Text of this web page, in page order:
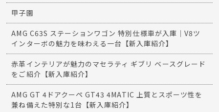
甲子園
AMG C63S ステーションワゴン 特別仕様車が入庫｜V8ツ
インターボの魅力を味わえる一台【新入庫紹介】
赤革インテリアが魅力のマセラティ ギブリ ベースグレード
をご紹介【新入庫紹介】
AMG GT 4ドアクーペ GT43 4MATIC 上質とスポーツ性を
兼ね備えた特別な1台【新入庫紹介】